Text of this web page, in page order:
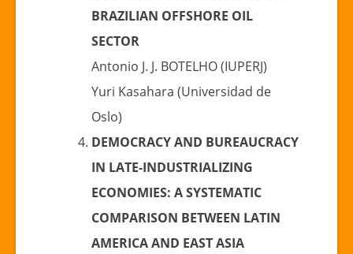
BRAZILIAN OFFSHORE OIL
SECTOR
Antonio J. J. BOTELHO (IUPERJ)
Yuri Kasahara (Universidad de
Oslo)
DEMOCRACY AND BUREAUCRACY
IN LATE-INDUSTRIALIZING
ECONOMIES: A SYSTEMATIC
COMPARISON BETWEEN LATIN
AMERICA AND EAST ASIA